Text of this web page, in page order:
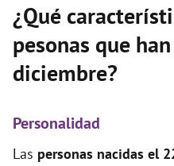
¿Qué
pesonas que
diciembre?
Personalidad
Las personas nacidas el